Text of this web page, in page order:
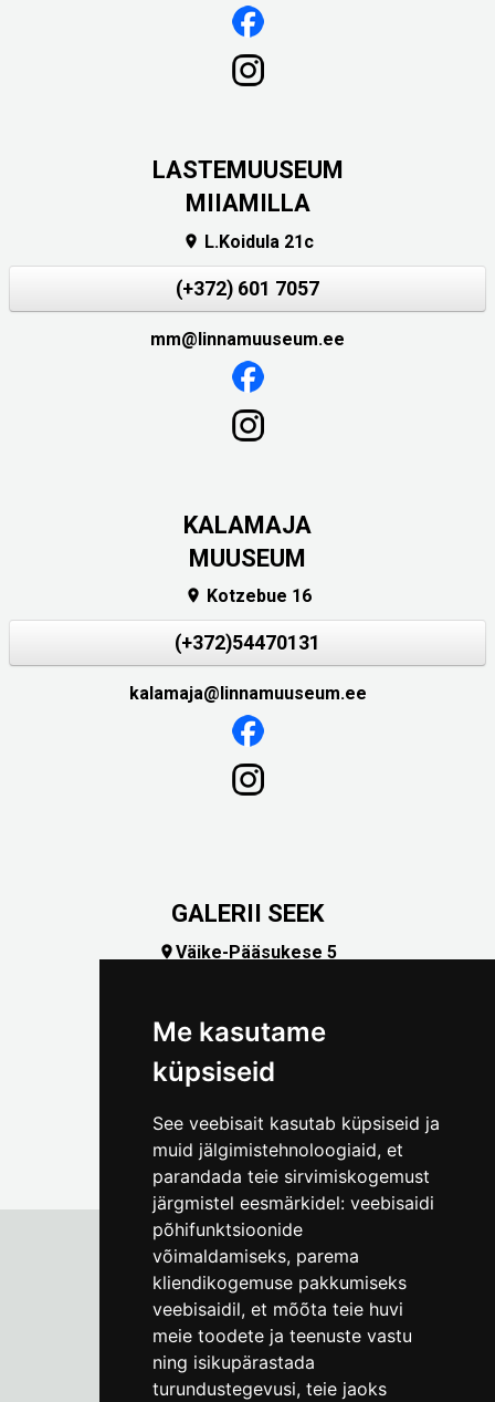
Me kasutame
küpsiseid
See veebisait kasutab küpsiseid ja
muid jälgimistehnoloogiaid, et
parandada teie sirvimiskogemust
järgmistel eesmärkidel: veebisaidi
põhifunktsioonide
võimaldamiseks, parema
kliendikogemuse pakkumiseks
veebisaidil, et mõõta teie huvi
meie toodete ja teenuste vastu
ning isikupärastada
turundustegevusi, teie jaoks
LASTEMUUSEUM
MIIAMILLA
 L.Koidula 21c
(+372) 601 7057
mm@linnamuuseum.ee
KALAMAJA
MUUSEUM
 Kotzebue 16
(+372)54470131
kalamaja@linnamuuseum.ee
GALERII SEEK
Väike-Pääsukese 5
Tallinna Linnamuuseum
Vene 17
E-R kell 9-17(+372) 610 4178